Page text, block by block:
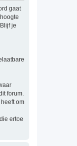
gaat
je
forum.
om
ertoe